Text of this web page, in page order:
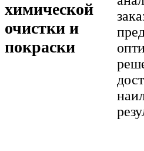
химической
очистки и
покраски